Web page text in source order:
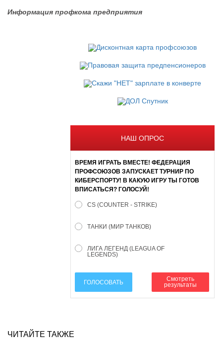
Информация профкома предприятия
НАШ ОПРОС
ВРЕМЯ ИГРАТЬ ВМЕСТЕ! ФЕДЕРАЦИЯ
ПРОФСОЮЗОВ ЗАПУСКАЕТ ТУРНИР ПО
КИБЕРСПОРТУ! В КАКУЮ ИГРУ ТЫ ГОТОВ
ВПИСАТЬСЯ? ГОЛОСУЙ!
CS (COUNTER - STRIKE)
ТАНКИ (МИР ТАНКОВ)
ЛИГА ЛЕГЕНД (LEAGUA OF
LEGENDS)
ГОЛОСОВАТЬ
Смотреть
результаты
ЧИТАЙТЕ ТАКЖЕ